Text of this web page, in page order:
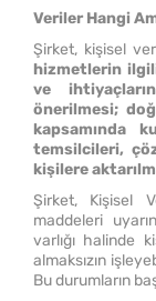
Veriler Hangi
Şirket, kişisel
hizmetlerin
ve
önerilmesi;
kapsamında
temsilcileri,
kişilere
Şirket, Kişisel
maddeleri
varlığı halinde
almaksızın
Bu durumların